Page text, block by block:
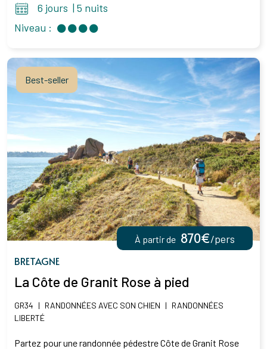
6 jours | 5 nuits
Niveau :
Best-seller
BRETAGNE
La Côte de Granit Rose à pied
GR34 | RANDONNÉES AVEC SON CHIEN | RANDONNÉES
LIBERTÉ
Partez pour une randonnée pédestre Côte de Granit Rose
À partir de 870€/pers